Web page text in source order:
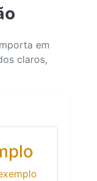
em
claros,